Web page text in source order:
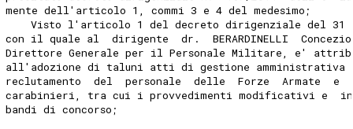
mente dell'articolo 1, commi 3 e 4 del medesimo;
Visto l'articolo 1 del decreto dirigenziale del 31
con il quale al  dirigente  dr.  BERARDINELLI
Direttore Generale per il Personale Militare, e'
all'adozione di taluni atti di gestione
reclutamento  del  personale  delle  Forze  Armate  e
carabinieri, tra cui i provvedimenti modificativi e
bandi di concorso;